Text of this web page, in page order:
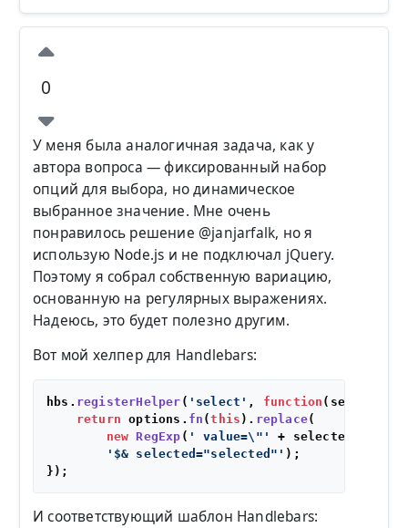
0
У меня была аналогичная задача, как у
автора вопроса — фиксированный набор
опций для выбора, но динамическое
выбранное значение. Мне очень
понравилось решение @janjarfalk, но я
использую Node.js и не подключал jQuery.
Поэтому я собрал собственную вариацию,
основанную на регулярных выражениях.
Надеюсь, это будет полезно другим.
Вот мой хелпер для Handlebars:
hbs. registerHelper ( 'select' , function ( selected,
return options. fn (this ). replace(
new RegExp ( ' value=\"' + selected +
'$& selected="selected"' );
И соответствующий шаблон Handlebars: